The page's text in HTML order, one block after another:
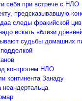
себя при встрече с НЛО
предсказывавшую
следы фракийской
искать вблизи
судьбы домашних
контролем НЛО
континента Занаду